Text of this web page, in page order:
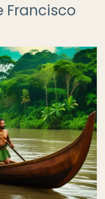
Francisco